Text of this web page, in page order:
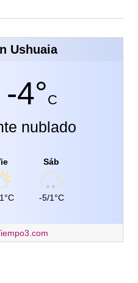
Ushuaia
-4°C
nublado
Sáb
-5/1°C